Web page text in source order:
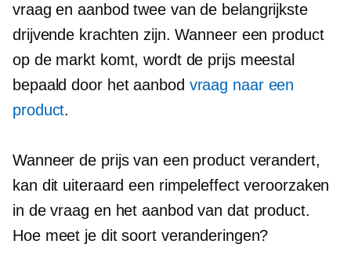
vraag en aanbod twee van de belangrijkste
drijvende krachten zijn. Wanneer een product
op de markt komt, wordt de prijs meestal
bepaald door het aanbod vraag naar een
product.
Wanneer de prijs van een product verandert,
kan dit uiteraard een rimpeleffect veroorzaken
in de vraag en het aanbod van dat product.
Hoe meet je dit soort veranderingen?